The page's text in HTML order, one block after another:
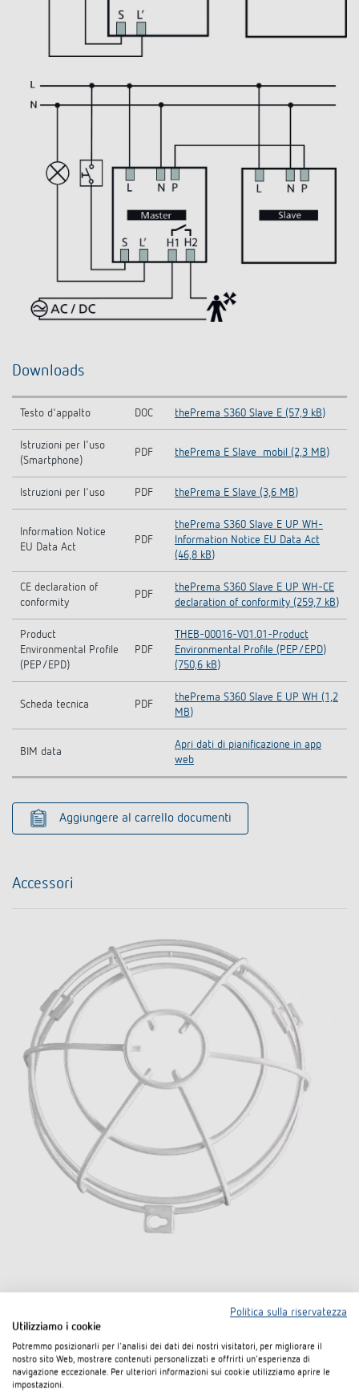
Downloads
Testo d'appalto DOC thePrema S360 Slave E (57,9 kB)
Istruzioni per l'uso
(Smartphone)
PDF thePrema E Slave_mobil (2,3 MB)
Istruzioni per l'uso PDF thePrema E Slave (3,6 MB)
Information Notice
EU Data Act
PDF
thePrema S360 Slave E UP WH-
Information Notice EU Data Act
(46,8 kB)
CE declaration of
conformity
PDF
thePrema S360 Slave E UP WH-CE
declaration of conformity (259,7 kB)
Product
Environmental Profile
(PEP/EPD)
PDF
THEB-00016-V01.01-Product
Environmental Profile (PEP/EPD)
(750,6 kB)
Scheda tecnica PDF
thePrema S360 Slave E UP WH (1,2
MB)
BIM data
Apri dati di pianificazione in app
web
Aggiungere al carrello documenti
Accessori
Al prodotto
Politica sulla riservatezza
Utilizziamo i cookie
Potremmo posizionarli per l'analisi dei dati dei nostri visitatori, per migliorare il
nostro sito Web, mostrare contenuti personalizzati e offrirti un'esperienza di
navigazione eccezionale. Per ulteriori informazioni sui cookie utilizziamo aprire le
impostazioni.